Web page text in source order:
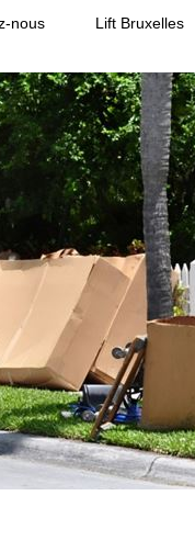
nous Lift Bruxelles